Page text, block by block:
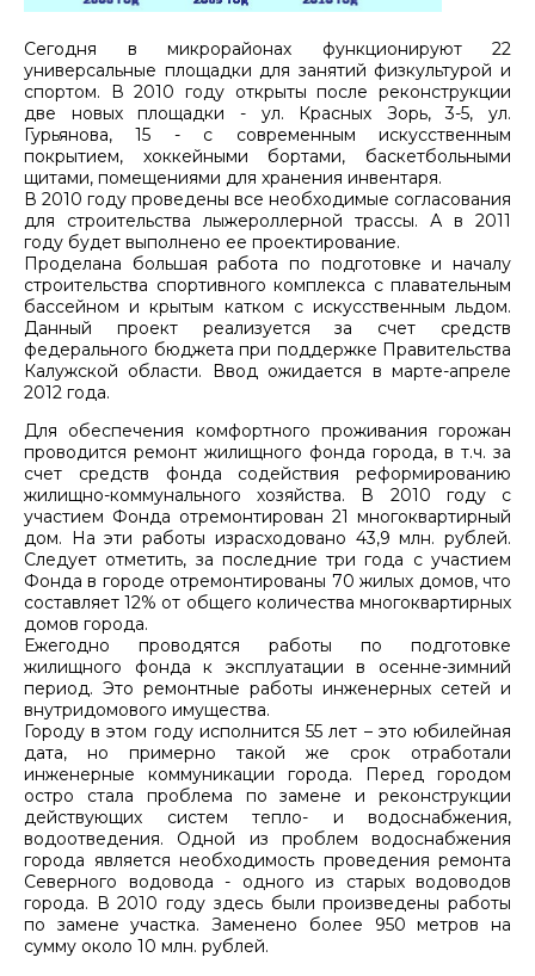
Сегодня в микрорайонах функционируют 22
универсальные площадки для занятий физкультурой и
спортом. В 2010 году открыты после реконструкции
две новых площадки - ул. Красных Зорь, 3-5, ул.
Гурьянова, 15 - с современным искусственным
покрытием, хоккейными бортами, баскетбольными
щитами, помещениями для хранения инвентаря.
В 2010 году проведены все необходимые согласования
для строительства лыжероллерной трассы. А в 2011
году будет выполнено ее проектирование.
Проделана большая работа по подготовке и началу
строительства спортивного комплекса с плавательным
бассейном и крытым катком с искусственным льдом.
Данный проект реализуется за счет средств
федерального бюджета при поддержке Правительства
Калужской области. Ввод ожидается в марте-апреле
2012 года.
Для обеспечения комфортного проживания горожан
проводится ремонт жилищного фонда города, в т.ч. за
счет средств фонда содействия реформированию
жилищно-коммунального хозяйства. В 2010 году с
участием Фонда отремонтирован 21 многоквартирный
дом. На эти работы израсходовано 43,9 млн. рублей.
Следует отметить, за последние три года с участием
Фонда в городе отремонтированы 70 жилых домов, что
составляет 12% от общего количества многоквартирных
домов города.
Ежегодно проводятся работы по подготовке
жилищного фонда к эксплуатации в осенне-зимний
период. Это ремонтные работы инженерных сетей и
внутридомового имущества.
Городу в этом году исполнится 55 лет – это юбилейная
дата, но примерно такой же срок отработали
инженерные коммуникации города. Перед городом
остро стала проблема по замене и реконструкции
действующих систем тепло- и водоснабжения,
водоотведения. Одной из проблем водоснабжения
города является необходимость проведения ремонта
Северного водовода - одного из старых водоводов
города. В 2010 году здесь были произведены работы
по замене участка. Заменено более 950 метров на
сумму около 10 млн. рублей.